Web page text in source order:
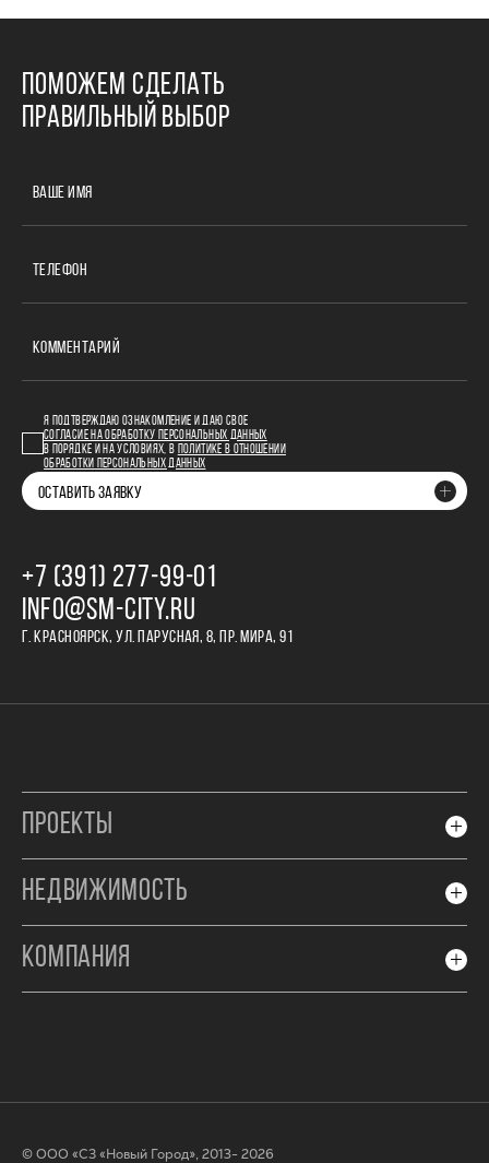
ПОМОЖЕМ СДЕЛАТЬ
ПРАВИЛЬНЫЙ ВЫБОР
ВАШЕ ИМЯ
ТЕЛЕФОН
КОММЕНТАРИЙ
Я ПОДТВЕРЖДАЮ ОЗНАКОМЛЕНИЕ И ДАЮ СВОЕ
СОГЛАСИЕ НА ОБРАБОТКУ ПЕРСОНАЛЬНЫХ ДАННЫХ
В ПОРЯДКЕ И НА УСЛОВИЯХ, В
ПОЛИТИКЕ В ОТНОШЕНИИ
ОБРАБОТКИ ПЕРСОНАЛЬНЫХ ДАННЫХ
ОСТАВИТЬ ЗАЯВКУ
+7 (391) 277‒99‒01
INFO@SM-CITY.RU
Г. КРАСНОЯРСК, УЛ. ПАРУСНАЯ, 8, ПР. МИРА, 91
ПРОЕКТЫ
НЕДВИЖИМОСТЬ
КОМПАНИЯ
© ООО «СЗ «Новый Город», 2013- 2026